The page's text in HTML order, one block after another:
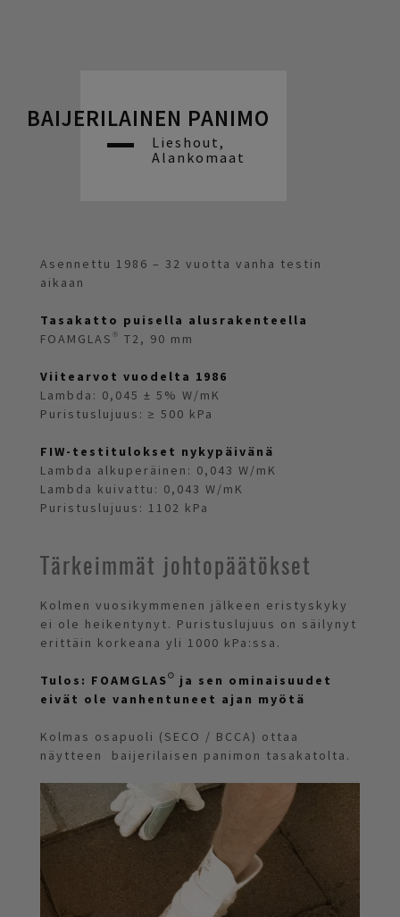
BAIJERILAINEN PANIMO
Lieshout,
Alankomaat
Asennettu 1986 – 32 vuotta vanha testin
aikaan
Tasakatto puisella alusrakenteella
FOAMGLAS® T2, 90 mm
Viitearvot vuodelta 1986
Lambda: 0,045 ± 5% W/mK
Puristuslujuus: ≥ 500 kPa
FIW-testitulokset nykypäivänä
Lambda alkuperäinen: 0,043 W/mK
Lambda kuivattu: 0,043 W/mK
Puristuslujuus: 1102 kPa
Tärkeimmät johtopäätökset
Kolmen vuosikymmenen jälkeen eristyskyky
ei ole heikentynyt. Puristuslujuus on säilynyt
erittäin korkeana yli 1000 kPa:ssa.
Tulos: FOAMGLAS® ja sen ominaisuudet
eivät ole vanhentuneet ajan myötä
Kolmas osapuoli (SECO / BCCA) ottaa
näytteen baijerilaisen panimon tasakatolta.